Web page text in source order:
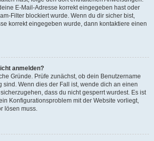
E-Mail-Adresse korrekt eingegeben hast oder
Filter blockiert wurde. Wenn du dir sicher bist,
korrekt eingegeben wurde, dann kontaktiere einen
anmelden?
Gründe. Prüfe zunächst, ob dein Benutzername
sind. Wenn dies der Fall ist, wende dich an einen
dass du nicht gesperrt wurdest. Es ist
Konfigurationsproblem mit der Website vorliegt,
lösen muss.